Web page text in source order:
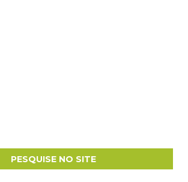
PESQUISE NO SITE